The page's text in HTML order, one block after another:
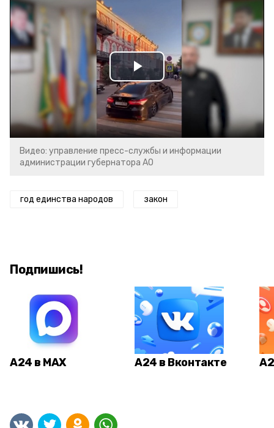
Play
Video
Видео: управление пресс-службы и информации
администрации губернатора АО
год единства народов закон
Подпишись!
А24 в MAX А24 в Вконтакте